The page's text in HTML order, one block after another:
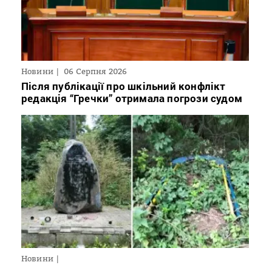
Новини 06 Серпня 2026
Після публікації про шкільний конфлікт
редакція “Гречки” отримала погрози судом
Новини